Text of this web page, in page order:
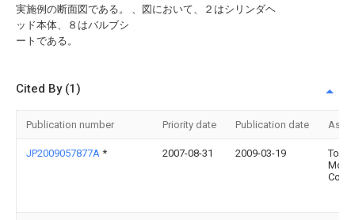
実施例の断面図である。 、図において、２はシリンダヘ
ッド本体、８はバルブシ
ートである。
Cited By (1)
Publication number Priority date Publication date
JP2009057877A * 2007-08-31 2009-03-19
Motor
Corp